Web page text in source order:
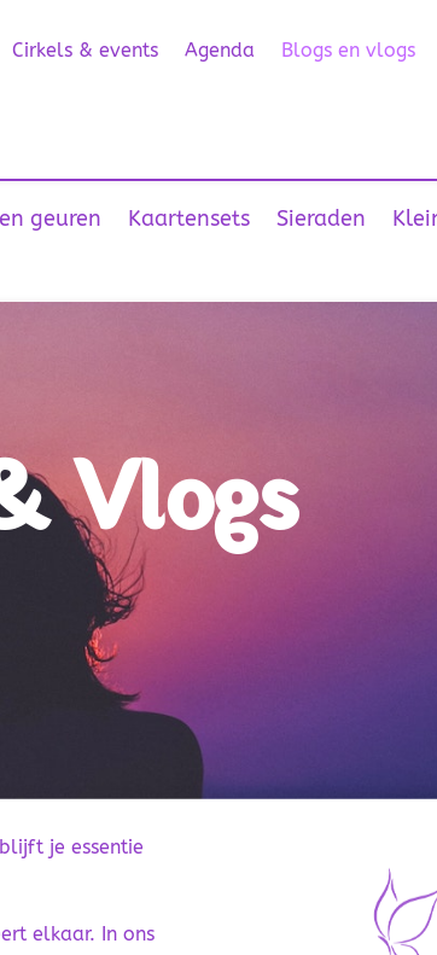
Cirkels & events Agenda Blogs en vlogs
geuren Kaartensets Sieraden
Vlogs
je essentie
elkaar. In ons